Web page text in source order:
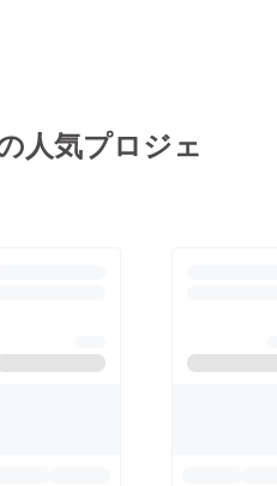
い
で人気プロジェ